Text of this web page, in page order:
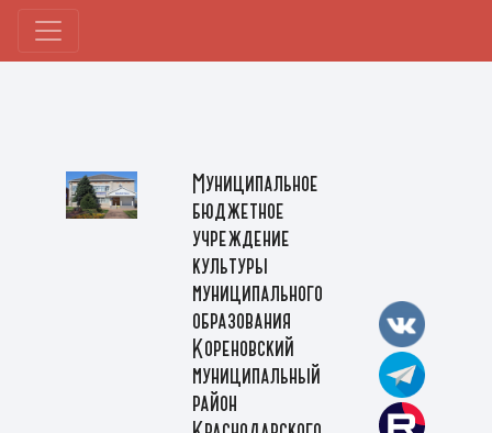
Муниципальное
бюджетное
учреждение
культуры
муниципального
образования
Кореновский
муниципальный
район